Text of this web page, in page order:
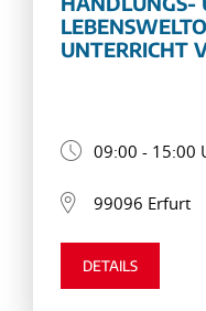
UNTERRICHT
09:00 - 15:00
99096 Erfurt
DETAILS